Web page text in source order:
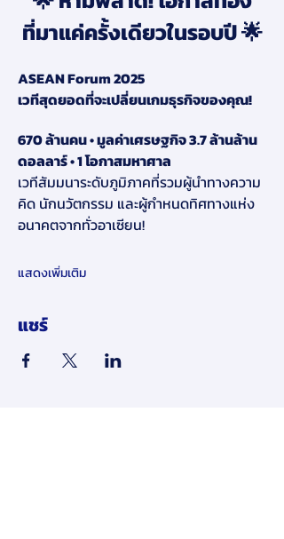
ที่มาแค่ครั้งเดียวในรอบปี 🌟
ASEAN Forum 2025
เวทีสุดยอดที่จะเปลี่ยนเกมธุรกิจของคุณ!
670 ล้านคน • มูลค่าเศรษฐกิจ 3.7 ล้านล้าน
ดอลลาร์ • 1 โอกาสมหาศาล
เวทีสัมมนาระดับภูมิภาคที่รวมผู้นำทางความ
คิด นักนวัตกรรม และผู้กำหนดทิศทางแห่ง
อนาคตจากทั่วอาเซียน!
แสดงเพิ่มเติม
แชร์